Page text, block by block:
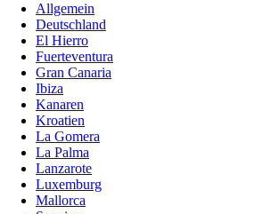
Allgemein
Deutschland
El Hierro
Fuerteventura
Gran Canaria
Ibiza
Kanaren
Kroatien
La Gomera
La Palma
Lanzarote
Luxemburg
Mallorca